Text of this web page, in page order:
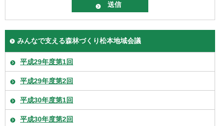
みんなで支える森林づくり松本地域会議
平成29年度第1回
平成29年度第2回
平成30年度第1回
平成30年度第2回